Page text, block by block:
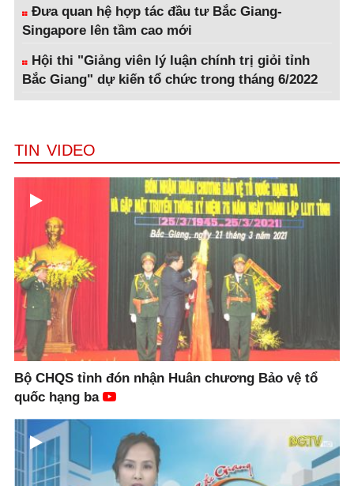
Đưa quan hệ hợp tác đầu tư Bắc Giang-
Singapore lên tầm cao mới
Hội thi "Giảng viên lý luận chính trị giỏi tỉnh
Bắc Giang" dự kiến tổ chức trong tháng 6/2022
TIN VIDEO
Bộ CHQS tỉnh đón nhận Huân chương Bảo vệ tổ
quốc hạng ba